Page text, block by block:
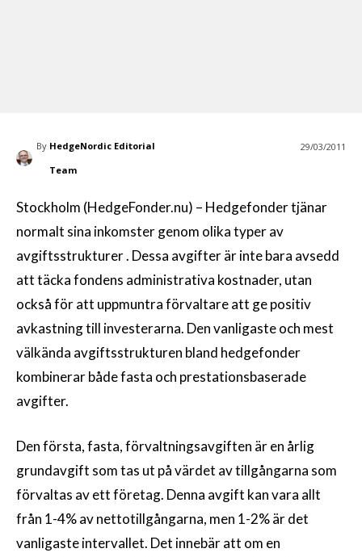
By HedgeNordic Editorial
Team
29/03/2011
Stockholm (HedgeFonder.nu) – Hedgefonder tjänar
normalt sina inkomster genom olika typer av
avgiftsstrukturer . Dessa avgifter är inte bara avsedd
att täcka fondens administrativa kostnader, utan
också för att uppmuntra förvaltare att ge positiv
avkastning till investerarna. Den vanligaste och mest
välkända avgiftsstrukturen bland hedgefonder
kombinerar både fasta och prestationsbaserade
avgifter.
Den första, fasta, förvaltningsavgiften är en årlig
grundavgift som tas ut på värdet av tillgångarna som
förvaltas av ett företag. Denna avgift kan vara allt
från 1-4% av nettotillgångarna, men 1-2% är det
vanligaste intervallet. Det innebär att om en